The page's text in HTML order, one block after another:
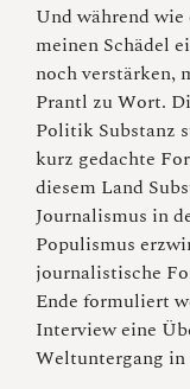
Und während
meinen Schädel
noch verstärken,
Prantl zu Wort.
Politik Substanz
kurz gedachte
diesem Land
Journalismus in
Populismus
journalistische
Ende formuliert
Interview eine
Weltuntergang